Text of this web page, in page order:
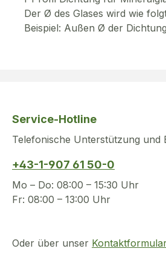
Der Ø des Glases wird wie
Beispiel: Außen Ø der
Service-Hotline
Telefonische Unterstützung und
+43-1-907 61 50-0
Mo – Do: 08:00 – 15:30 Uhr
Fr: 08:00 – 13:00 Uhr
Oder über unser Kontaktformular